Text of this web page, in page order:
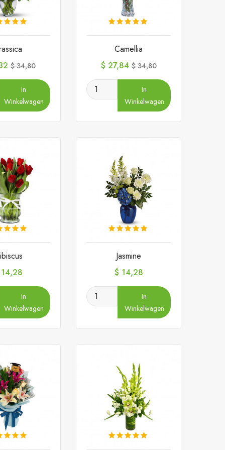
Normale
$ 34,80
In
Winkelwagen
Camellia
Prijs
$ 27,84Normale
$ 34,80
In
Winkelwagen
In
Winkelwagen
Jasmine
Prijs
$ 14,28
In
Winkelwagen